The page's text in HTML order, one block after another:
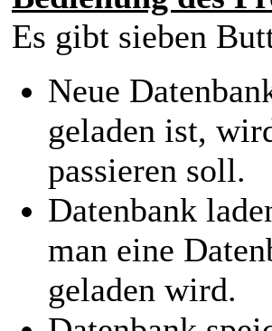
Es gibt sieben
Neue
geladen ist,
passieren soll.
Datenbank
man eine
geladen wird.